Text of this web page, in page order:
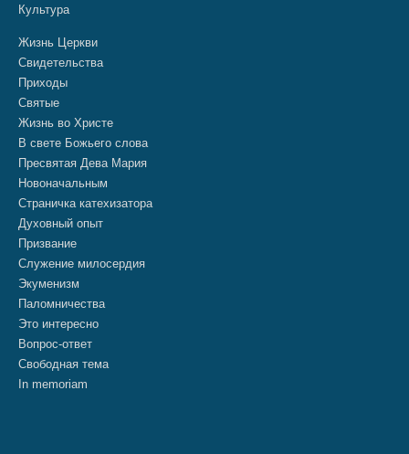
Культура
Жизнь Церкви
Свидетельства
Приходы
Святые
Жизнь во Христе
В свете Божьего слова
Пресвятая Дева Мария
Новоначальным
Страничка катехизатора
Духовный опыт
Призвание
Служение милосердия
Экуменизм
Паломничества
Это интересно
Вопрос-ответ
Свободная тема
In memoriam